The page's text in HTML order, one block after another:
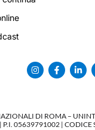
DI ROMA – UNINT
05639791002 | CODICE